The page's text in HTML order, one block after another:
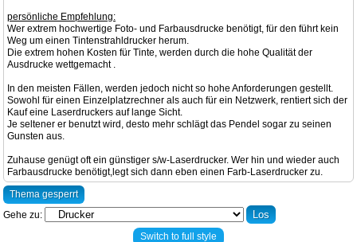
persönliche Empfehlung:
Wer extrem hochwertige Foto- und Farbausdrucke benötigt, für den führt kein
Weg um einen Tintenstrahldrucker herum.
Die extrem hohen Kosten für Tinte, werden durch die hohe Qualität der
Ausdrucke wettgemacht .
In den meisten Fällen, werden jedoch nicht so hohe Anforderungen gestellt.
Sowohl für einen Einzelplatzrechner als auch für ein Netzwerk, rentiert sich der
Kauf eine Laserdruckers auf lange Sicht.
Je seltener er benutzt wird, desto mehr schlägt das Pendel sogar zu seinen
Gunsten aus.
Zuhause genügt oft ein günstiger s/w-Laserdrucker. Wer hin und wieder auch
Farbausdrucke benötigt,legt sich dann eben einen Farb-Laserdrucker zu.
Thema gesperrt
Gehe zu:
Switch to full style